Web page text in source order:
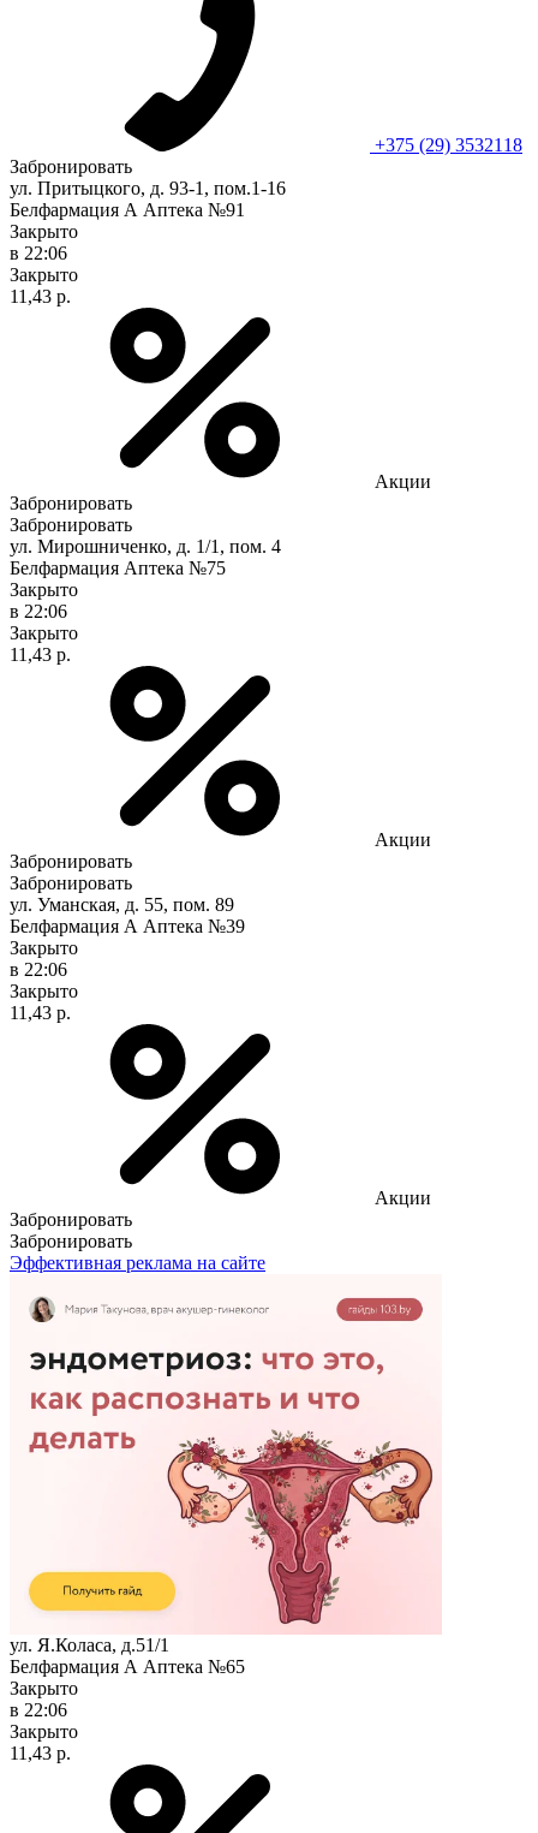
+375 (29) 3532118
Забронировать
ул. Притыцкого, д. 93-1, пом.1-16
Белфармация А Аптека №91
Закрыто
в 22:06
Закрыто
11,43 р.
Акции
Забронировать
Забронировать
ул. Мирошниченко, д. 1/1, пом. 4
Белфармация Аптека №75
Закрыто
в 22:06
Закрыто
11,43 р.
Акции
Забронировать
Забронировать
ул. Уманская, д. 55, пом. 89
Белфармация А Аптека №39
Закрыто
в 22:06
Закрыто
11,43 р.
Акции
Забронировать
Забронировать
Эффективная реклама на сайте
ул. Я.Коласа, д.51/1
Белфармация А Аптека №65
Закрыто
в 22:06
Закрыто
11,43 р.